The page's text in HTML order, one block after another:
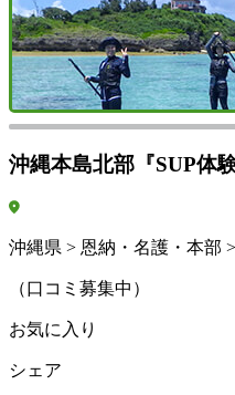
沖縄本島北部『SUP体
沖縄県 > 恩納・名護・本部
（口コミ募集中）
お気に入り
シェア